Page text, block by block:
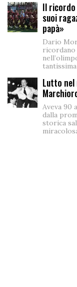
Il ricordo
suoi
papà»
Dario
ricordano
Lutto
Aveva 90
dalla
storica